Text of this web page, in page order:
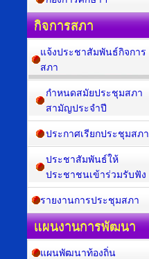
กิจการสภา
แจ้งประชาสัมพันธ์กิจการ
สภา
กำหนดสมัยประชุมสภา
สามัญประจำปี
ประกาศเรียกประชุมสภา
ประชาสัมพันธ์ให้
ประชาชนเข้าร่วมรับฟัง
รายงานการประชุมสภา
แผนงานการพัฒนา
แผนพัฒนาท้องถิ่น